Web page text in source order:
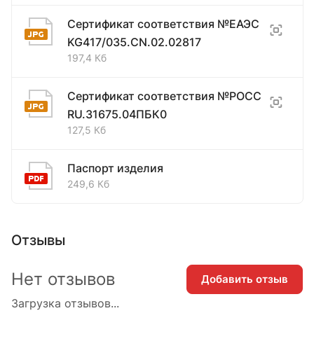
Сертификат соответствия №ЕАЭС
KG417/035.CN.02.02817
197,4 Кб
Сертификат соответствия №РОСС
RU.31675.04ПБК0
127,5 Кб
Паспорт изделия
249,6 Кб
Отзывы
Загрузка отзывов...
Нет отзывов Добавить отзыв